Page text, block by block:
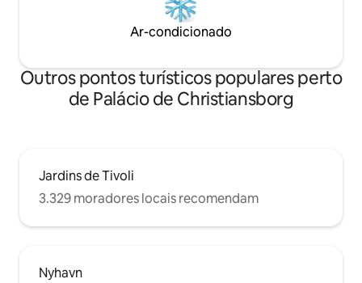
Ar-condicionado
Outros pontos turísticos populares perto
de Palácio de Christiansborg
Jardins de Tivoli
3.329 moradores locais recomendam
Nyhavn